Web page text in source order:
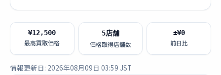
¥12,500
最高買取価格
5店舗
価格取得店舗数
±¥0
前日比
情報更新日: 2026年08月09日 03:59 JST